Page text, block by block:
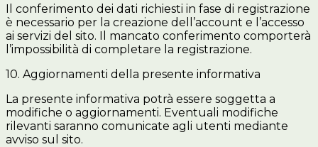
Il conferimento dei dati richiesti in fase di registrazione
è necessario per la creazione dell’account e l’accesso
ai servizi del sito. Il mancato conferimento comporterà
l’impossibilità di completare la registrazione.
10. Aggiornamenti della presente informativa
La presente informativa potrà essere soggetta a
modifiche o aggiornamenti. Eventuali modifiche
rilevanti saranno comunicate agli utenti mediante
avviso sul sito.